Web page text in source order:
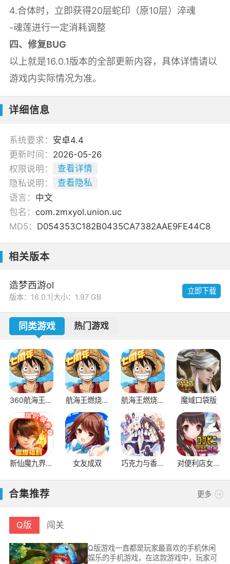
4.合体时，立即获得20层蛇印（原10层）淬魂
-魂莲进行一定消耗调整
四、修复BUG
以上就是16.0.1版本的全部更新内容，具体详情请以
游戏内实际情况为准。
详细信息
系统要求： 安卓4.4
更新时间： 2026-05-26
权限说明：
查看详情
隐私说明：
查看隐私
语言： 中文
包名： com.zmxyol.union.uc
MD5： D054353C182B0435CA7382AAE9FE44C8
相关版本
造梦西游ol
版本：16.0.1 大小：1.97 GB
立即下载
同类游戏 热门游戏
360航海王燃
烧意志
航海王燃烧意
志bt版
航海王燃烧意
志怀旧服
魔域口袋版
新仙魔九界互
女友成双
巧克力与香子
对便利店女孩
合集推荐 更多
Q版 闯关
Q版游戏一直都是玩家最喜欢的手机休闲
娱乐的手机游戏，在这款游戏中，玩家可